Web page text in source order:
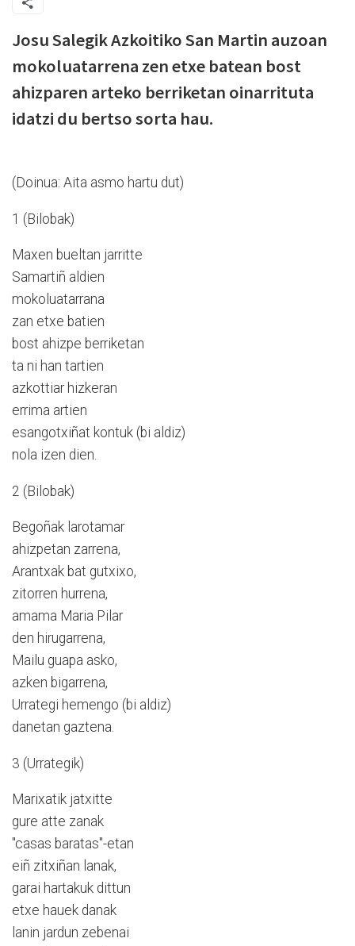
Josu Salegik Azkoitiko San Martin auzoan
mokoluatarrena zen etxe batean bost
ahizparen arteko berriketan oinarrituta
idatzi du bertso sorta hau.
(Doinua: Aita asmo hartu dut)
1 (Bilobak)
Maxen bueltan jarritte
Samartiñ aldien
mokoluatarrana
zan etxe batien
bost ahizpe berriketan
ta ni han tartien
azkottiar hizkeran
errima artien
esangotxiñat kontuk (bi aldiz)
nola izen dien.
2 (Bilobak)
Begoñak larotamar
ahizpetan zarrena,
Arantxak bat gutxixo,
zitorren hurrena,
amama Maria Pilar
den hirugarrena,
Mailu guapa asko,
azken bigarrena,
Urrategi hemengo (bi aldiz)
danetan gaztena.
3 (Urrategik)
Marixatik jatxitte
gure atte zanak
"casas baratas"-etan
eiñ zitxiñan lanak,
garai hartakuk dittun
etxe hauek danak
lanin jardun zebenai